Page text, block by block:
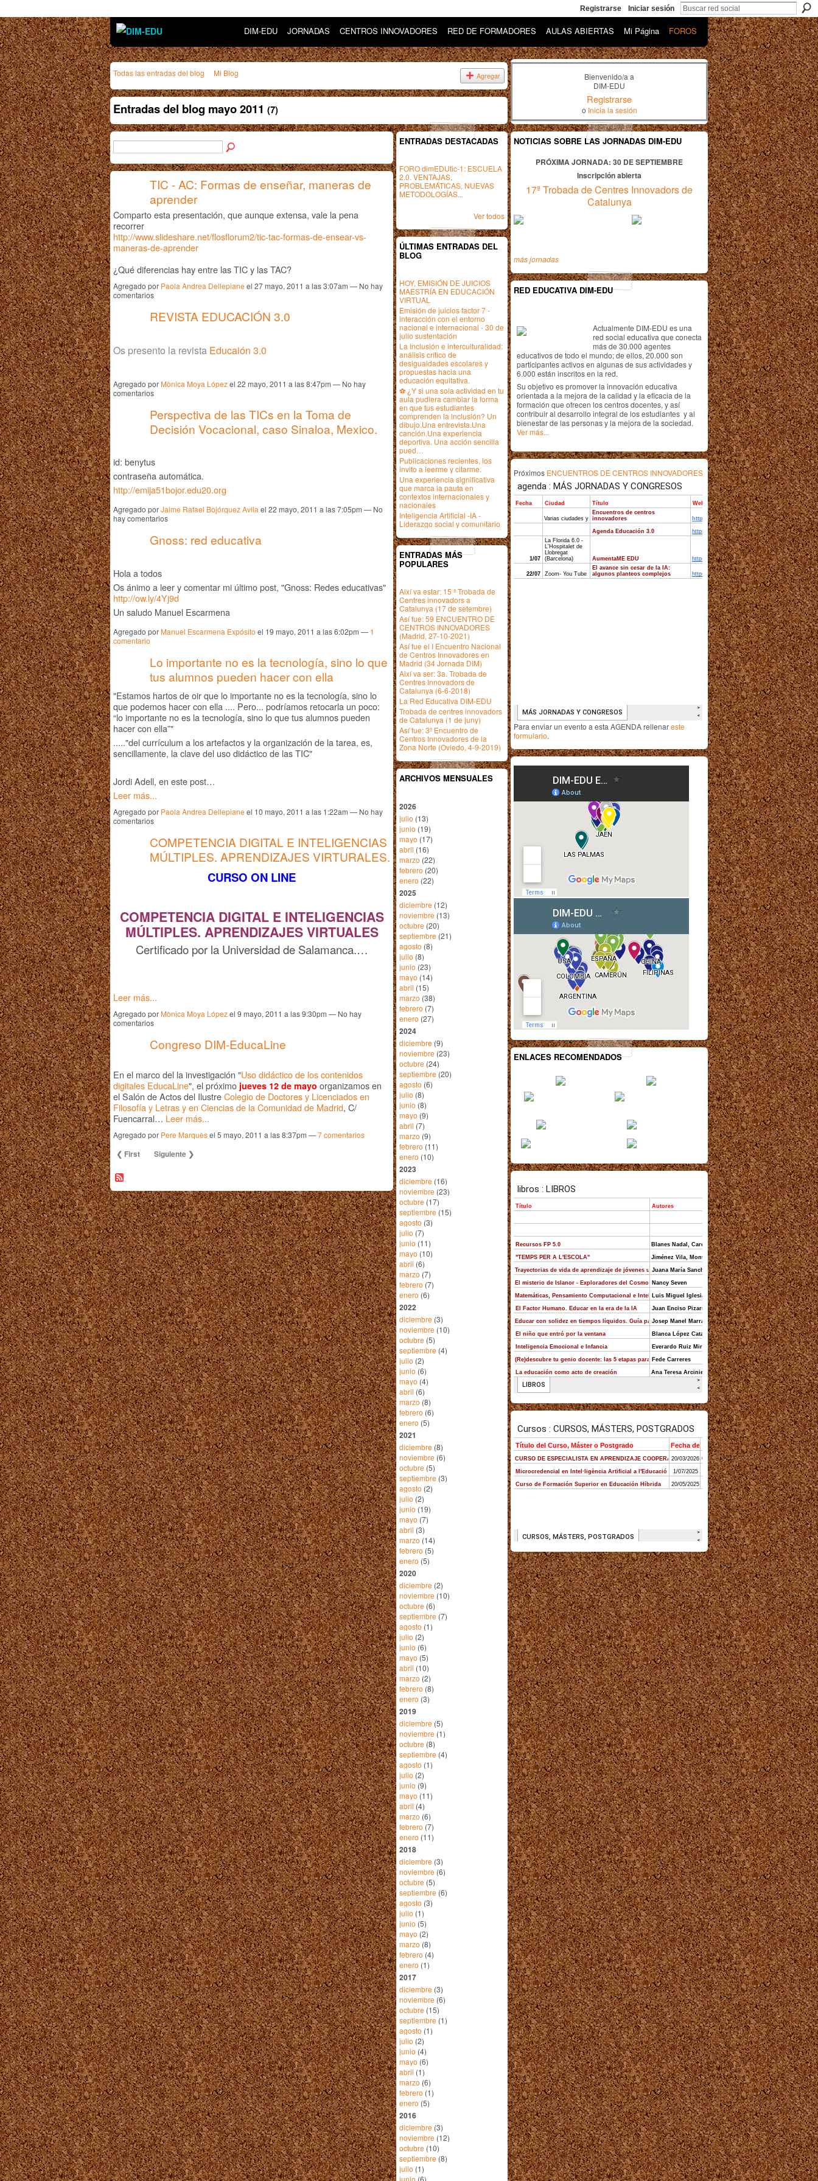
Registrarse Iniciar sesión
DIM-EDU JORNADAS CENTROS INNOVADORES RED DE FORMADORES AULAS ABIERTAS Mi Página FOROS
Todas las entradas del blog Mi Blog Agregar
Entradas del blog mayo 2011 (7)
TIC - AC: Formas de enseñar, maneras de
aprender
Comparto esta presentación, que aunque extensa, vale la pena
recorrer
http://www.slideshare.net/flosflorum2/tic-tac-formas-de-ensear-vs-
maneras-de-aprender
¿Qué diferencias hay entre las TIC y las TAC?
Agregado por Paola Andrea Dellepiane el 27 mayo, 2011 a las 3:07am — No hay
comentarios
REVISTA EDUCACIÓN 3.0
Os presento la revista Educaión 3.0
Agregado por Mònica Moya Lópezel 22 mayo, 2011 a las 8:47pm — No hay
comentarios
Perspectiva de las TICs en la Toma de
Decisión Vocacional, caso Sinaloa, Mexico.
id: benytus
contraseña automática.
http://emija51bojor.edu20.org
Agregado porJaime Rafael Bojórquez Avila el 22 mayo, 2011 a las 7:05pm — No
hay comentarios
Gnoss: red educativa
Hola a todos
Os ánimo a leer y comentar mi último post, "Gnoss: Redes educativas"
http://ow.ly/4Yj9d
Un saludo Manuel Escarmena
Agregado por Manuel Escarmena Expósito el 19 mayo, 2011 a las 6:02pm — 1
comentario
Lo importante no es la tecnología, sino lo que
tus alumnos pueden hacer con ella
"Estamos hartos de oir que lo importante no es la tecnología, sino lo
que podemos hacer con ella .... Pero... podríamos retocarla un poco:
“lo importante no es la tecnología, sino lo que tus alumnos pueden
hacer con ella”"
....."del currículum a los artefactos y la organización de la tarea, es,
sencillamente, la clave del uso didáctico de las TIC"
Jordi Adell, en este post…
Leer más...
Agregado por Paola Andrea Dellepiane el 10 mayo, 2011 a las 1:22am — No hay
comentarios
COMPETENCIA DIGITAL E INTELIGENCIAS
MÚLTIPLES. APRENDIZAJES VIRTURALES.
CURSO ON LINE
COMPETENCIA DIGITAL E INTELIGENCIAS
MÚLTIPLES. APRENDIZAJES VIRTUALES
Certificado por la Universidad de Salamanca.…
Leer más...
Agregado por Mònica Moya Lópezel 9 mayo, 2011 a las 9:30pm — No hay
comentarios
Congreso DIM-EducaLine
En el marco del la investigación "Uso didáctico de los contenidos
digitales EducaLine", el próximo jueves 12 de mayo organizamos en
elSalón de Actos del IlustreColegio de Doctores y Licenciados en
Filosofía y Letras y en Ciencias de la Comunidad de Madrid, C/
Fuencarral… Leer más...
Agregado por Pere Marquèsel 5 mayo, 2011 a las 8:37pm —7comentarios
❮ First Siguiente ❯
ENTRADAS DESTACADAS
FORO dimEDUtic-1: ESCUELA
2.0. VENTAJAS,
PROBLEMÁTICAS, NUEVAS
METODOLOGÍAS...
Ver todos
ÚLTIMAS ENTRADAS DEL
BLOG
HOY, EMISIÓN DE JUICIOS
MAESTRÍA EN EDUCACIÓN
VIRTUAL
Emisión de juicios factor 7 -
interacción con el entorno
nacional e internacional - 30 de
julio sustentación
La Inclusión e interculturalidad:
análisis crítico de
desigualdades escolares y
propuestas hacia una
educación equitativa.
⚽ ¿Y si una sola actividad en tu
aula pudiera cambiar la forma
en que tus estudiantes
comprenden la inclusión? Un
dibujo.Una entrevista.Una
canción.Una experiencia
deportiva. Una acción sencilla
pued…
Publicaciones recientes, los
invito a leerme y citarme.
Una experiencia significativa
que marca la pauta en
contextos internacionales y
nacionales
Inteligencia Artificial -IA -
Liderazgo social y comunitario
ENTRADAS MÁS
POPULARES
Així va estar: 15 ª Trobada de
Centres innovadors a
Catalunya (17 de setembre)
Así fue: 59 ENCUENTRO DE
CENTROS INNOVADORES
(Madrid, 27-10-2021)
Así fue el I Encuentro Nacional
de Centros Innovadores en
Madrid (34 Jornada DIM)
Així va ser: 3a. Trobada de
Centres Innovadors de
Catalunya (6-6-2018)
La Red Educativa DIM-EDU
Trobada de centres innovadors
de Catalunya (1 de juny)
Así fue: 3º Encuentro de
Centros Innovadores de la
Zona Norte (Oviedo, 4-9-2019)
ARCHIVOS MENSUALES
2026
julio (13)
junio (19)
mayo (17)
abril (16)
marzo (22)
febrero (20)
enero (22)
2025
diciembre (12)
noviembre (13)
octubre (20)
septiembre (21)
agosto (8)
julio (8)
junio (23)
mayo (14)
abril (15)
marzo (38)
febrero (7)
enero (27)
2024
diciembre (9)
noviembre (23)
octubre (24)
septiembre (20)
agosto (6)
julio (8)
junio (8)
mayo (9)
abril (7)
marzo (9)
febrero (11)
enero (10)
2023
diciembre (16)
noviembre (23)
octubre (17)
septiembre (15)
agosto (3)
julio (7)
junio (11)
mayo (10)
abril (6)
marzo (7)
febrero (7)
enero (6)
2022
diciembre (3)
noviembre (10)
octubre (5)
septiembre (4)
julio (2)
junio (6)
mayo (4)
abril (6)
marzo (8)
febrero (6)
enero (5)
2021
diciembre (8)
noviembre (6)
octubre (5)
septiembre (3)
agosto (2)
julio (2)
junio (19)
mayo (7)
abril (3)
marzo (14)
febrero (5)
enero (5)
2020
diciembre (2)
noviembre (10)
octubre (6)
septiembre (7)
agosto (1)
julio (2)
junio (6)
mayo (5)
abril (10)
marzo (2)
febrero (8)
enero (3)
2019
diciembre (5)
noviembre (1)
octubre (8)
septiembre (4)
agosto (1)
julio (2)
junio (9)
mayo (11)
abril (4)
marzo (6)
febrero (7)
enero (11)
2018
diciembre (3)
noviembre (6)
octubre (5)
septiembre (6)
agosto (3)
julio (1)
junio (5)
mayo (2)
marzo (8)
febrero (4)
enero (1)
2017
diciembre (3)
noviembre (6)
octubre (15)
septiembre (1)
agosto (1)
julio (2)
junio (4)
mayo (6)
abril (1)
marzo (6)
febrero (1)
enero (5)
2016
diciembre (3)
noviembre (12)
octubre (10)
septiembre (8)
julio (1)
junio (6)
Bienvenido/a a
DIM-EDU
Registrarse
o Inicia la sesión
NOTICIAS SOBRE LAS JORNADAS DIM-EDU
PRÓXIMA JORNADA: 30 DE SEPTIEMBRE
Inscripción abierta
17ª Trobada de Centres Innovadors de
Catalunya
más jornadas
RED EDUCATIVA DIM-EDU
Actualmente DIM-EDU es una
red social educativa que conecta
más de 30.000 agentes
educativos de todo el mundo; de ellos, 20.000 son
participantes activos en algunas de sus actividades y
6.000 están inscritos en la red.
Su objetivo es promover la innovación educativa
orientada a la mejora de la calidad y la eficacia de la
formación que ofrecen los centros docentes, y así
contribuir al desarrollo integral de los estudiantes y al
bienestar de las personas y la mejora de la sociedad.
Ver más...
Próximos ENCUENTROS DE CENTROS INNOVADORES
Para enviar un evento a esta AGENDA rellenareste
formulario.
ENLACES RECOMENDADOS